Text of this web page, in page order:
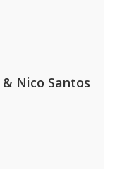
Nico Santos